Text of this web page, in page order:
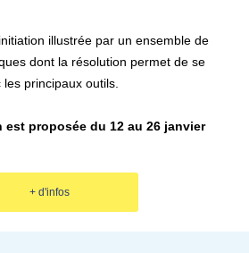
illustrée par un ensemble de
dont la résolution permet de se
principaux outils.
est proposée du 12 au 26 janvier
+ d'infos